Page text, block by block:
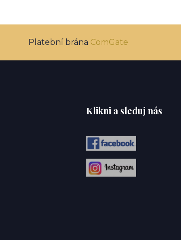
Platební brána ComGate
Klikni a sleduj nás